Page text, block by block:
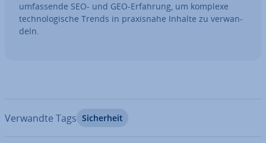
um­fas­sen­de SEO- und GEO-Erfahrung, um komplexe
tech­no­lo­gi­sche Trends in pra­xis­na­he Inhalte zu ver­wan­
deln.
Verwandte Tags Si­cher­heit